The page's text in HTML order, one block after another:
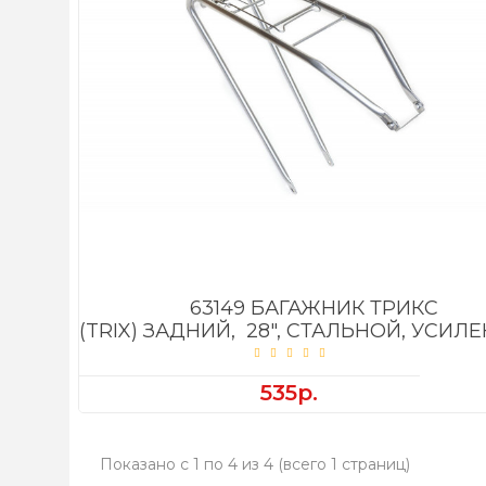
63149 БАГАЖНИК ТРИКС
(TRIX) ЗАДНИЙ, 28", СТАЛЬНОЙ,
535р.
Показано с 1 по 4 из 4 (всего 1 страниц)